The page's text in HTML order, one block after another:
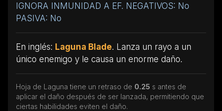
IGNORA INMUNIDAD A EF. NEGATIVOS: No
PASIVA: No
En inglés: Laguna Blade. Lanza un rayo a un
único enemigo y le causa un enorme daño.
Hoja de Laguna tiene un retraso de 0.25 s antes de
aplicar el daño después de ser lanzada, permitiendo que
ciertas habilidades eviten el daño.